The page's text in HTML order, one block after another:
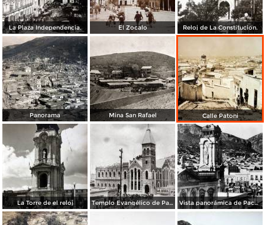
La Plaza Independencia. El Zocalo Reloj de La Constitucion.
Panorama Mina San Rafael Calle Patoni
La Torre de el reloj Templo Evangélico de Pachuca Vista panorámica de Pachuca